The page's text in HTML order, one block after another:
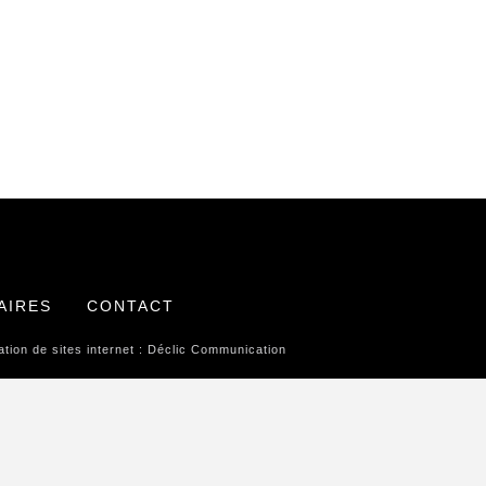
CONTACT
de sites internet : Déclic Communication